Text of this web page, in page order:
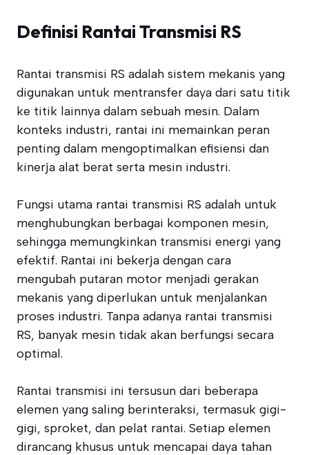
Definisi Rantai Transmisi RS
Rantai transmisi RS adalah sistem mekanis yang
digunakan untuk mentransfer daya dari satu titik
ke titik lainnya dalam sebuah mesin. Dalam
konteks industri, rantai ini memainkan peran
penting dalam mengoptimalkan efisiensi dan
kinerja alat berat serta mesin industri.
Fungsi utama rantai transmisi RS adalah untuk
menghubungkan berbagai komponen mesin,
sehingga memungkinkan transmisi energi yang
efektif. Rantai ini bekerja dengan cara
mengubah putaran motor menjadi gerakan
mekanis yang diperlukan untuk menjalankan
proses industri. Tanpa adanya rantai transmisi
RS, banyak mesin tidak akan berfungsi secara
optimal.
Rantai transmisi ini tersusun dari beberapa
elemen yang saling berinteraksi, termasuk gigi-
gigi, sproket, dan pelat rantai. Setiap elemen
dirancang khusus untuk mencapai daya tahan